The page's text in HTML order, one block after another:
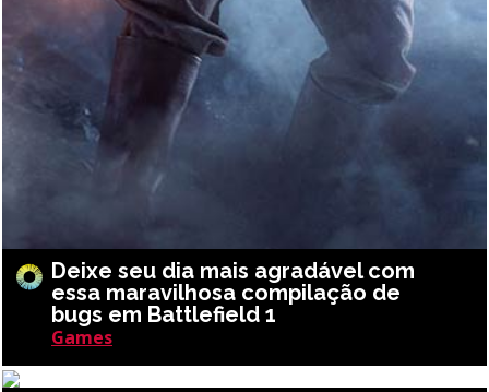
Deixe seu dia mais agradável com
essa maravilhosa compilação de
bugs em Battlefield 1
Games